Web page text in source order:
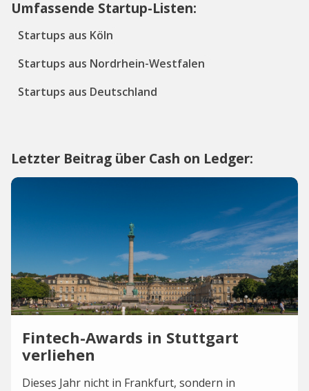
Umfassende Startup-Listen:
Startups aus Köln
Startups aus Nordrhein-Westfalen
Startups aus Deutschland
Letzter Beitrag über Cash on Ledger:
Fintech-Awards in Stuttgart
verliehen
Dieses Jahr nicht in Frankfurt, sondern in